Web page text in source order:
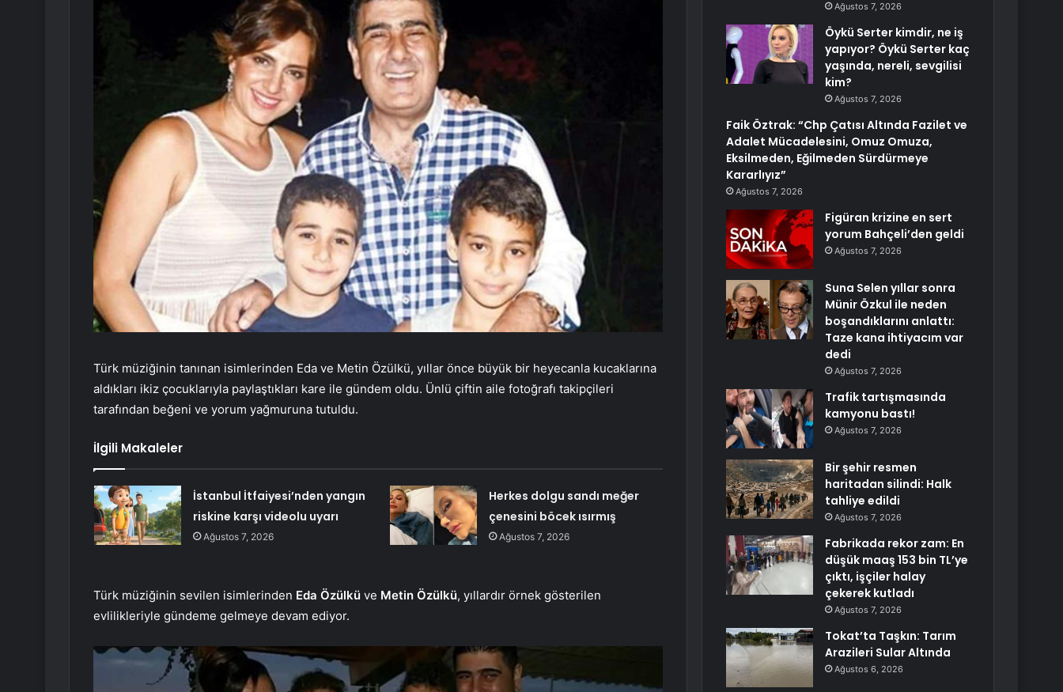
Türk müziğinin tanınan isimlerinden Eda ve Metin Özülkü, yıllar önce büyük bir heyecanla kucaklarına
aldıkları ikiz çocuklarıyla paylaştıkları kare ile gündem oldu. Ünlü çiftin aile fotoğrafı takipçileri
tarafından beğeni ve yorum yağmuruna tutuldu.
İlgili Makaleler
İstanbul İtfaiyesi’nden yangın
riskine karşı videolu uyarı
Ağustos 7, 2026
Herkes dolgu sandı meğer
çenesini böcek ısırmış
Ağustos 7, 2026
Türk müziğinin sevilen isimlerinden Eda Özülkü ve Metin Özülkü, yıllardır örnek gösterilen
evlilikleriyle gündeme gelmeye devam ediyor.
Ağustos 7, 2026
Öykü Serter kimdir, ne iş
yapıyor? Öykü Serter kaç
yaşında, nereli, sevgilisi
kim?
Ağustos 7, 2026
Faik Öztrak: “Chp Çatısı Altında Fazilet ve
Adalet Mücadelesini, Omuz Omuza,
Eksilmeden, Eğilmeden Sürdürmeye
Kararlıyız”
Ağustos 7, 2026
Figüran krizine en sert
yorum Bahçeli’den geldi
Ağustos 7, 2026
Suna Selen yıllar sonra
Münir Özkul ile neden
boşandıklarını anlattı:
Taze kana ihtiyacım var
dedi
Ağustos 7, 2026
Trafik tartışmasında
kamyonu bastı!
Ağustos 7, 2026
Bir şehir resmen
haritadan silindi: Halk
tahliye edildi
Ağustos 7, 2026
Fabrikada rekor zam: En
düşük maaş 153 bin TL’ye
çıktı, işçiler halay
çekerek kutladı
Ağustos 7, 2026
Tokat’ta Taşkın: Tarım
Arazileri Sular Altında
Ağustos 6, 2026